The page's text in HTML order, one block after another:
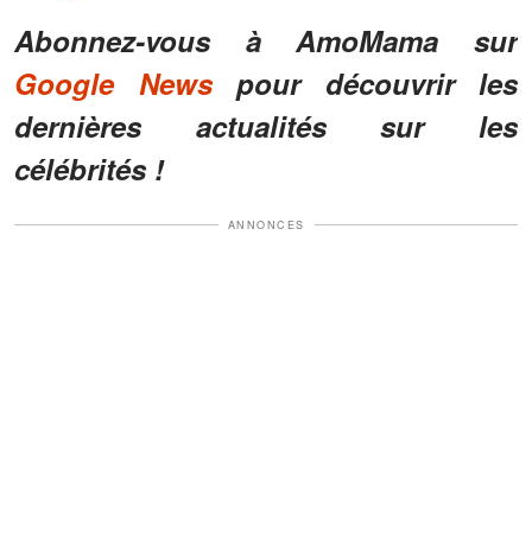
Abonnez-vous à AmoMama sur
Google News pour découvrir les
dernières actualités sur les
célébrités !
ANNONCES